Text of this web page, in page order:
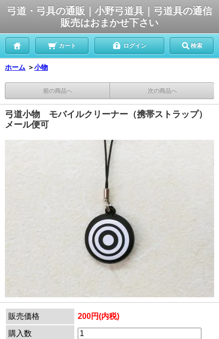
弓道・弓具の通販｜小野弓道具｜弓道具の通信
販売はおまかせ下さい
カート ログイン 検索
ホーム ＞小物
前の商品へ 次の商品へ
弓道小物 モバイルクリーナー（携帯ストラップ）
メール便可
販売価格 200円(内税)
購入数